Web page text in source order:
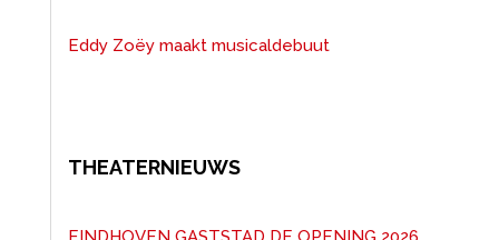
Eddy Zoëy maakt musicaldebuut
THEATERNIEUWS